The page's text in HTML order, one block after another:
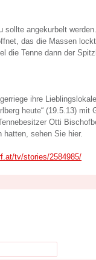
sollte angekurbelt
das die Massen
die Tenne dann der
ihre
heute“ (19.5.13) mit
Otti
hatten, sehen Sie hier.
tv/stories/2584985/